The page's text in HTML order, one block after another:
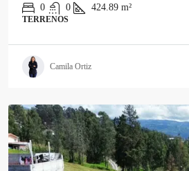
0
0 424.89 m²
TERRENOS
Camila Ortiz